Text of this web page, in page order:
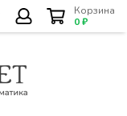
Корзина
0 ₽